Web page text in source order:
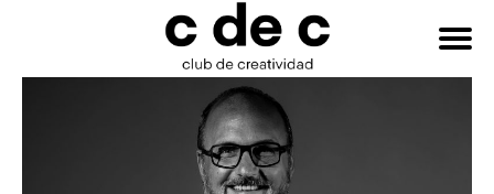
HAZTE